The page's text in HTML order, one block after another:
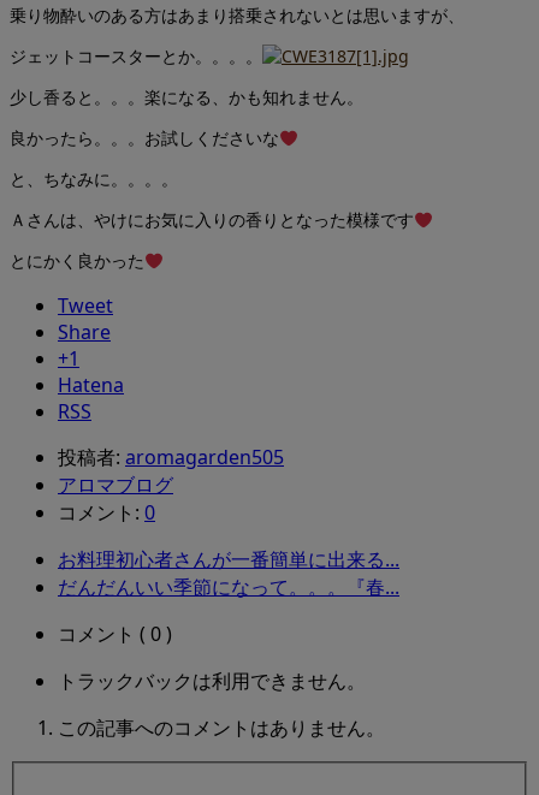
乗り物酔いのある方はあまり搭乗されないとは思いますが、
ジェットコースターとか。。。。
少し香ると。。。楽になる、かも知れません。
良かったら。。。お試しくださいな
と、ちなみに。。。。
Ａさんは、やけにお気に入りの香りとなった模様です
とにかく良かった
Tweet
Share
+1
Hatena
RSS
投稿者: aromagarden505
アロマブログ
コメント: 0
お料理初心者さんが一番簡単に出来る...
だんだんいい季節になって。。。『春...
コメント ( 0 )
トラックバックは利用できません。
この記事へのコメントはありません。